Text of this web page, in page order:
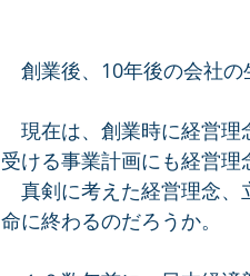
創業後、10年後の会社の
現在は、創業時に経営理
受ける事業計画にも経営理
真剣に考えた経営理念、
命に終わるのだろうか。